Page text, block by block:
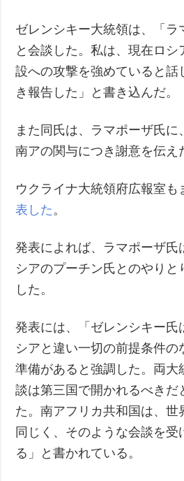
ゼレンシキー大統領は、「ラ
と会談した。私は、現在ロ
設への攻撃を強めていると話
き報告した」と書き込んだ。
また同氏は、ラマポーザ氏
南アの関与につき謝意を伝え
ウクライナ大統領府広報室も
表した 。
発表によれば、ラマポーザ氏
シアのプーチン氏とのやりと
した。
発表には、「ゼレンシキー氏
シアと違い一切の前提条件の
準備があると強調した。両大
談は第三国で開かれるべきだ
た。南アフリカ共和国は、世
同じく、そのような会談を受
る」と書かれている。